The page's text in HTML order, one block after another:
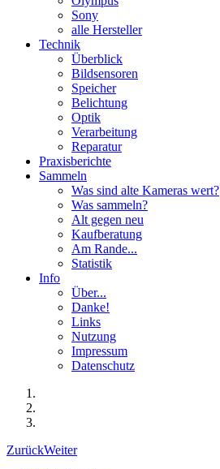
Sony
alle Hersteller
Technik
Überblick
Bildsensoren
Speicher
Belichtung
Optik
Verarbeitung
Reparatur
Praxisberichte
Sammeln
Was sind alte Kameras wert?
Was sammeln?
Alt gegen neu
Kaufberatung
Am Rande...
Statistik
Info
Über...
Danke!
Links
Nutzung
Impressum
Datenschutz
ZurückWeiter